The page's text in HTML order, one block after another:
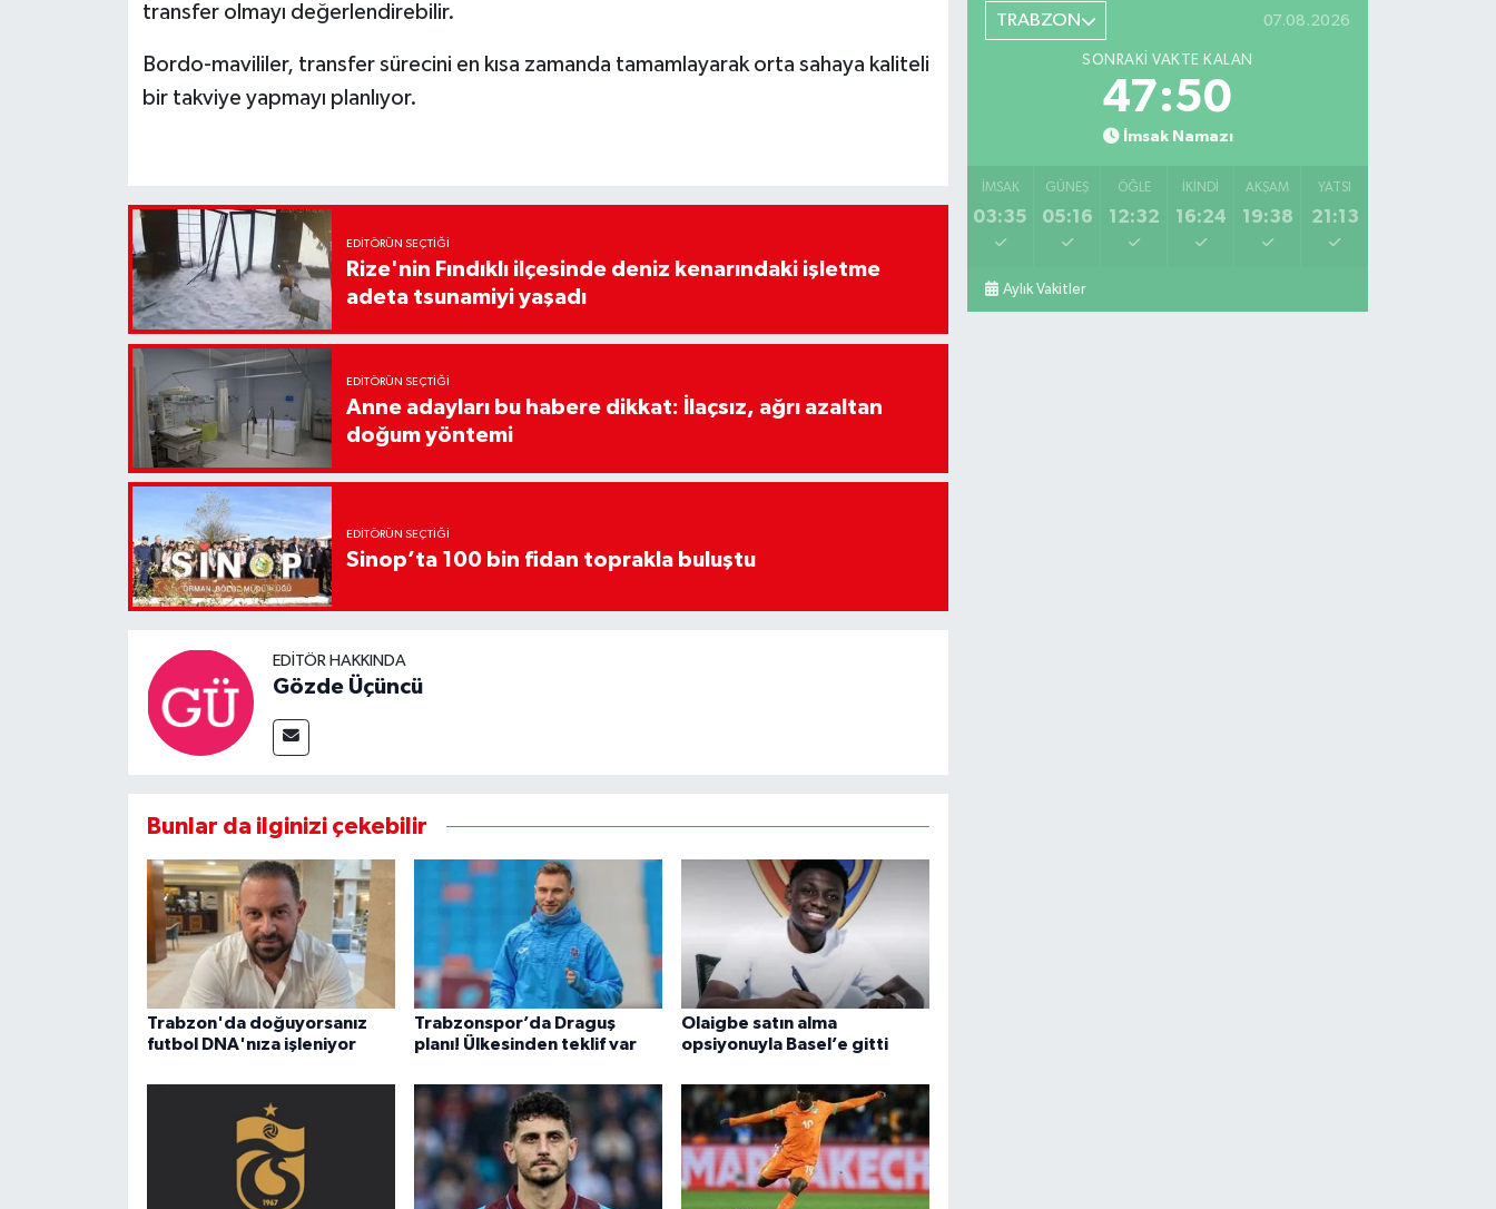
transfer olmayı değerlendirebilir.
Bordo-mavililer, transfer sürecini en kısa zamanda tamamlayarak orta sahaya kaliteli
bir takviye yapmayı planlıyor.
EDITÖRÜN SEÇTIĞI
Rize'nin Fındıklı ilçesinde deniz kenarındaki işletme
adeta tsunamiyi yaşadı
EDITÖRÜN SEÇTIĞI
Anne adayları bu habere dikkat: İlaçsız, ağrı azaltan
doğum yöntemi
EDITÖRÜN SEÇTIĞI
Sinop’ta 100 bin fidan toprakla buluştu
EDITÖR HAKKINDA
Gözde Üçüncü
Bunlar da ilginizi çekebilir
Trabzon'da doğuyorsanız
futbol DNA'nıza işleniyor
Trabzonspor’da Draguş
planı! Ülkesinden teklif var
Olaigbe satın alma
opsiyonuyla Basel’e gitti
TRABZON 07.08.2026
SONRAKI VAKTE KALAN
47:49
İmsak Namazı
İMSAK
03:35
GÜNEŞ
05:16
ÖĞLE
12:32
İKINDI
16:24
AKŞAM
19:38
YATSI
21:13
Aylık Vakitler